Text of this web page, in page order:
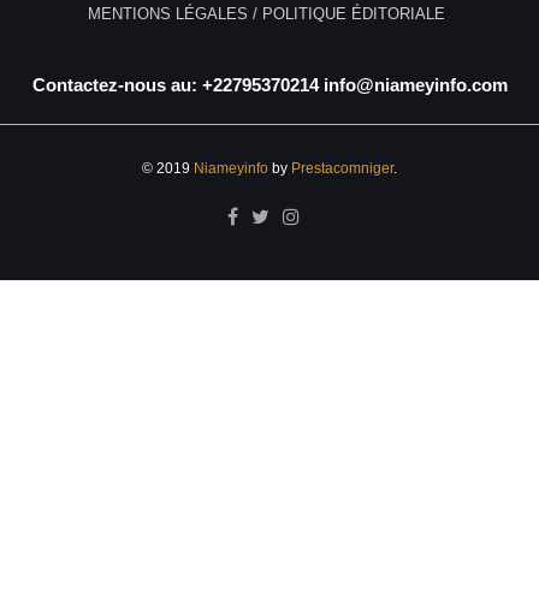
MENTIONS LÉGALES / POLITIQUE ÉDITORIALE
Contactez-nous au: +22795370214 info@niameyinfo.com
© 2019 Niameyinfo by Prestacomniger.